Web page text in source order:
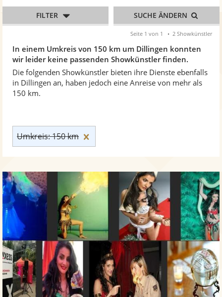
In einem Umkreis von 150 km um Dillingen konnten
wir leider keine passenden Showkünstler finden.
Die folgenden Showkünstler bieten ihre Dienste ebenfalls
in Dillingen an, haben jedoch eine Anreise von mehr als
150 km.
Umkreis: 150 km
FILTER SUCHE ÄNDERN
Seite 1 von 1 2 Showkünstler